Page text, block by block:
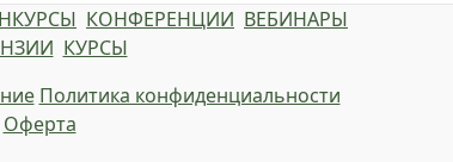
КОНФЕРЕНЦИИ ВЕБИНАРЫ
КУРСЫ
Политика конфиденциальности
Оферта